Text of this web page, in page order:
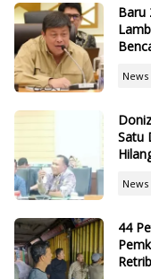
Baru
News
Satu
News
44